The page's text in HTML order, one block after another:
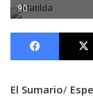
90
El Sumario/